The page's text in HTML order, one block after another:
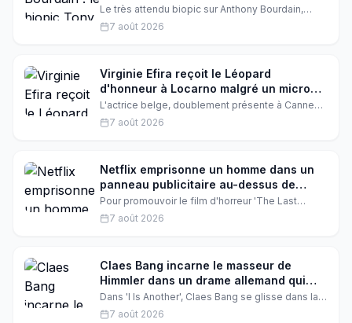
images
Le très attendu biopic sur Anthony Bourdain,
intitulé Tony, se dévoile enfin. Avec Dominic
Sessa dans le rôle du célèbre chef, ce film
son franc-parler.
7 août 2026
Virginie Efira reçoit le Léopard
d'honneur à Locarno malgré un micro
capricieux
L'actrice belge, doublement présente à Cannes
cette année, a été honorée au Festival de
Locarno avec le Leopard Club Award. Entre
7 août 2026
Netflix emprisonne un homme dans un
panneau publicitaire au-dessus de
Sunset Boulevard
Pour promouvoir le film d'horreur 'The Last
House', Netflix a installé un homme dans un
panneau publicitaire au-dessus de Sunset
inquiétude chez les passants.
7 août 2026
Claes Bang incarne le masseur de
Himmler dans un drame allemand qui
résonne étrangement avec notre
époque
Dans 'I Is Another', Claes Bang se glisse dans la
peau du masseur de Heinrich Himmler, un rôle
7 août 2026